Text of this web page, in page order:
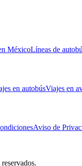
MéxicoLíneas de
en autobúsViajes en
Aviso de